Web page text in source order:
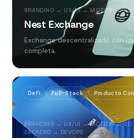
BRANDING → UX/UI → MOTION → 3D
Nest Exchange
Exchange descentralizado con
completa.
DeFi Full-Stack Producto
BRANDING → UX/UI → MOTION → 3D
BACKEND → DEVOPS